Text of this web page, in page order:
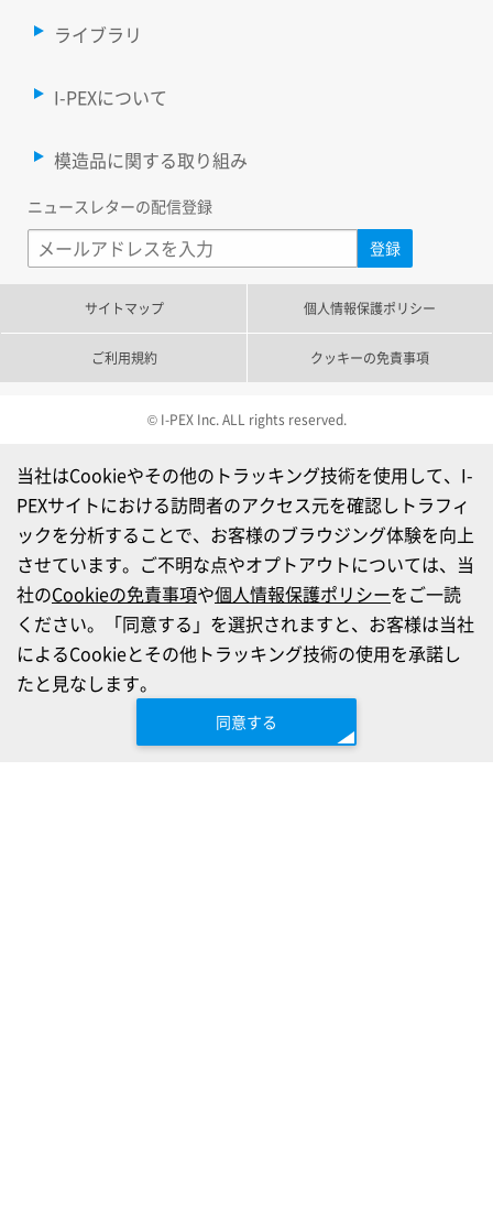
ライブラリ
I-PEXについて
模造品に関する取り組み
ニュースレターの配信登録
サイトマップ 個人情報保護ポリシー
ご利用規約 クッキーの免責事項
© I-PEX Inc. ALL rights reserved.
当社はCookieやその他のトラッキング技術を使用して、I-
PEXサイトにおける訪問者のアクセス元を確認しトラフィ
ックを分析することで、お客様のブラウジング体験を向上
させています。ご不明な点やオプトアウトについては、当
社のCookieの免責事項や個人情報保護ポリシーをご一読
ください。「同意する」を選択されますと、お客様は当社
によるCookieとその他トラッキング技術の使用を承諾し
たと見なします。
同意する